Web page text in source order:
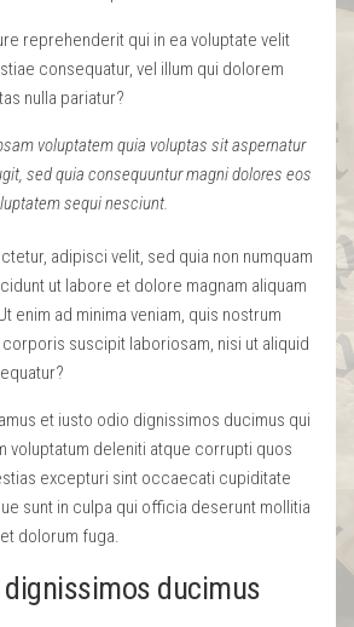
reprehenderit qui in ea voluptate velit
consequatur, vel illum qui dolorem
nulla pariatur?
voluptatem quia voluptas sit aspernatur
sed quia consequuntur magni dolores eos
sequi nesciunt.
adipisci velit, sed quia non numquam
ut labore et dolore magnam aliquam
enim ad minima veniam, quis nostrum
suscipit laboriosam, nisi ut aliquid
et iusto odio dignissimos ducimus qui
voluptatum deleniti atque corrupti quos
excepturi sint occaecati cupiditate
sunt in culpa qui officia deserunt mollitia
dolorum fuga.
ducimus